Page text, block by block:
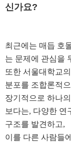
신가요?
최근에는 매듭 호
는 문제에 관심을
또한 서울대학교
분포를 조합론적
장기적으로 하나
보다는, 다양한 연
구조를 발견하고,
이를 다른 사람들